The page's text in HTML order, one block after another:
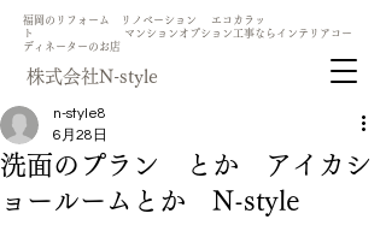
​福岡のリフォーム リノベーション エコカラッ
ト マンションオプション工事ならインテリアコー
ディネーターのお店
​株式会社N-style
洗面のプラン とか アイカシ
ョールームとか N-style
n-style8
6月28日